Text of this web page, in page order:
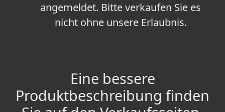
angemeldet. Bitte verkaufen Sie es
nicht ohne unsere Erlaubnis.
Eine bessere
Produktbeschreibung finden